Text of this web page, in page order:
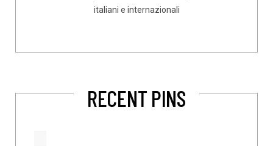
italiani e internazionali
RECENT PINS